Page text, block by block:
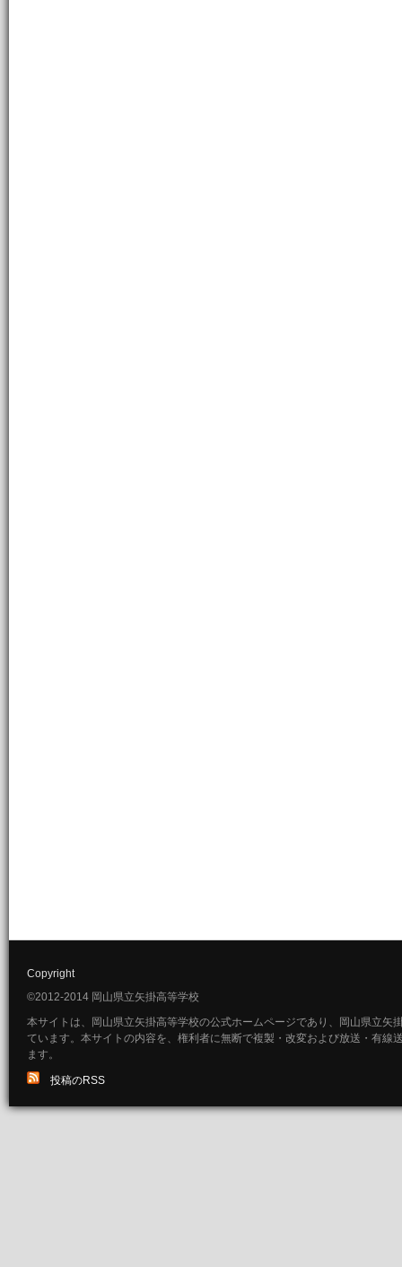
Copyright
©2012-2014 岡山県立矢掛高等学校
本サイトは、岡山県立矢掛高等学校の公式ホームページであり、岡山県立矢
ています。本サイトの内容を、権利者に無断で複製・改変および放送・有線
ます。
投稿のRSS